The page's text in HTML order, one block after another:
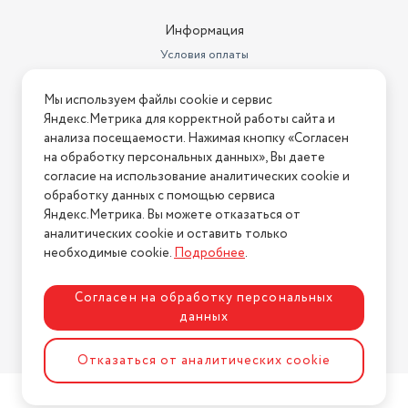
черный
Угол обзора
178 градусов
Стандарт крепления VESA
75x75 мм
Изогнутый экран
нет
Производитель
VEKTA
Длина товара в упаковке, в
метрах
0.12
Ширина товара в упаковке, в
0.614
Высота товара в упаковке, в
0.398
Информация
Условия оплаты
Условия возврата
Нашли ошибку на сайте? Напишите нам
2026 © Интернет-магазин "АстМаркет". У нас есть всё!
Политика конфиденциальности
Разработка сайтаASTDESIGN
Мы используем файлы cookie и сервис
Яндекс.Метрика для корректной работы сайта и
анализа посещаемости. Нажимая кнопку «Согласен
на обработку персональных данных», Вы даете
согласие на использование аналитических cookie и
обработку данных с помощью сервиса
Яндекс.Метрика. Вы можете отказаться от
аналитических cookie и оставить только
необходимые cookie.Подробнее.
Согласен на обработку персональных
данных
Отказаться от аналитических cookie